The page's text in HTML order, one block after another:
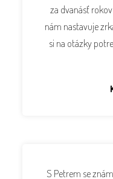
za dvanásť
nám nastavuje
si na otázky
S Petrem se